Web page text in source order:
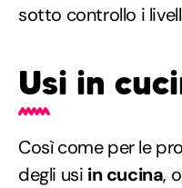
sotto controllo i
Usi in
Così come per le
degli usi in cucina,